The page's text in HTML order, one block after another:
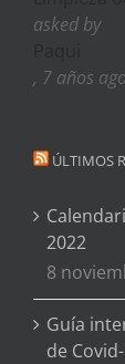
asked by
, 7 años ago
ÚLTIMOS
2022
8
Guía
de